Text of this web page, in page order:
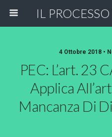
IL
4 Ottobre 2018 •
PEC: L’art. 23
Applica
Mancanza Di